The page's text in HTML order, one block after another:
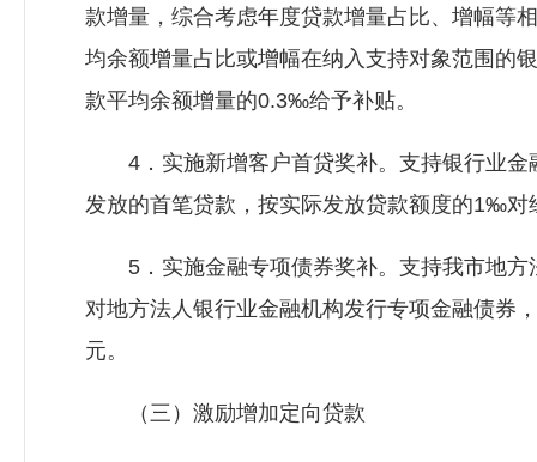
款增量，综合考虑年度贷款增量占比、增幅等
均余额增量占比或增幅在纳入支持对象范围的
款平均余额增量的0.3‰给予补贴。
4．实施新增客户首贷奖补。支持银行业金
发放的首笔贷款，按实际发放贷款额度的1‰对
5．实施金融专项债券奖补。支持我市地方
对地方法人银行业金融机构发行专项金融债券
元。
（三）激励增加定向贷款